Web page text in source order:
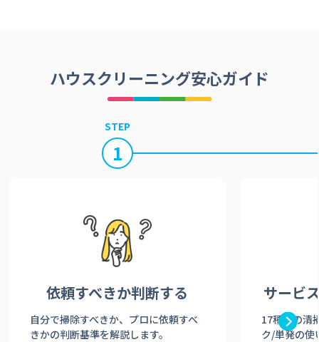
ハウスクリーニング安心ガイド
STEP
1
依頼すべきか判断する
自分で掃除すべきか、プロに依頼すべ
きかの判断基準を解説します。
サービ
17種類の清
ク/単発の使